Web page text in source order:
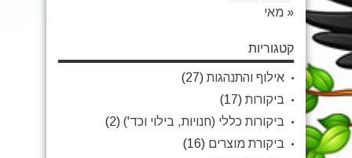
« מאי
קטגוריות
אילוף והתנהגות (27)
ביקורות (17)
ביקורות כללי (חנויות, בילוי וכד') (2)
ביקורת מוצרים (16)